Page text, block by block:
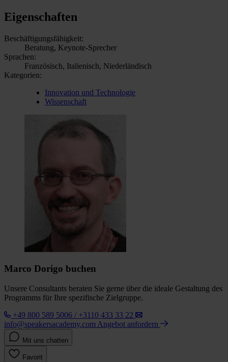
Eigenschaften
Beschäftigungsfähigkeit:
Beratung, Keynote-Sprecher
Sprachen:
Französisch, Italienisch, Niederländisch
Kategorien:
Innovation und Technologie
Wissenschaft
Marco Dorigo buchen
Unsere Consultants beraten Sie gerne über die ideale Gestaltung des
Programms für Ihre spezifische Zielgruppe.
+49 800 589 5006 / +3110 433 33 22
info@speakersacademy.com Angebot anfordern
Mit uns chatten
Favorit